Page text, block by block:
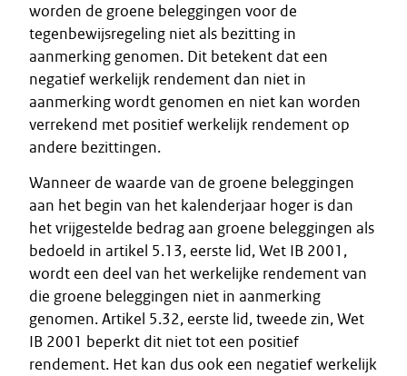
worden de groene beleggingen voor de
tegenbewijsregeling niet als bezitting in
aanmerking genomen. Dit betekent dat een
negatief werkelijk rendement dan niet in
aanmerking wordt genomen en niet kan worden
verrekend met positief werkelijk rendement op
andere bezittingen.
Wanneer de waarde van de groene beleggingen
aan het begin van het kalenderjaar hoger is dan
het vrijgestelde bedrag aan groene beleggingen als
bedoeld in artikel 5.13, eerste lid, Wet IB 2001,
wordt een deel van het werkelijke rendement van
die groene beleggingen niet in aanmerking
genomen. Artikel 5.32, eerste lid, tweede zin, Wet
IB 2001 beperkt dit niet tot een positief
rendement. Het kan dus ook een negatief werkelijk